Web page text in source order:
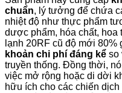
chuẩn, lý tưởng để chứa
nhiệt độ như thực phẩm
dược phẩm, hóa chất,
lạnh 20RF cũ độ mới 80%
khoản chi phí đáng kể so
truyền thống. Đồng thời,
việc mở rộng hoặc di dời
hữu ích cho các chiến